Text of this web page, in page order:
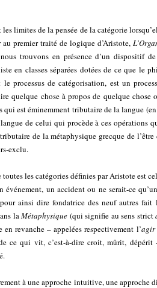
limites de la pensée de la catégorie
premier traité de logique d’Aristote,
trouvons en présence d’un dispositif
en classes séparées dotées de ce que le
processus de catégorisation, est un
quelque chose à propos de quelque chose
qui est éminemment tributaire de la langue
de celui qui procède à ces opérations
de la métaphysique grecque de l’être
exclu.
les catégories définies par Aristote est
événement, un accident ou ne serait-ce
ainsi dire fondatrice des neuf autres fait
laMétaphysique (qui signifie au sens strict
revanche – appelées respectivement l’agir
ce qui vit, c’est-à-dire croit, mûrit,
à une approche intuitive, une approche